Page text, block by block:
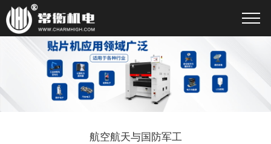
航空航天与国防军工